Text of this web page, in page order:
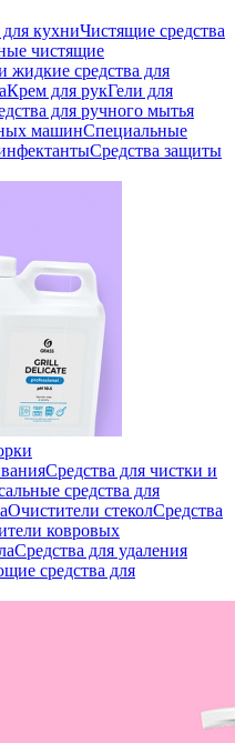
кухниЧистящие средства
чистящие
жидкие средства для
Крем для рукГели для
для ручного мытья
машинСпециальные
Средства защиты
Средства для чистки и
средства для
Очистители стеколСредства
ковровых
Средства для удаления
средства для